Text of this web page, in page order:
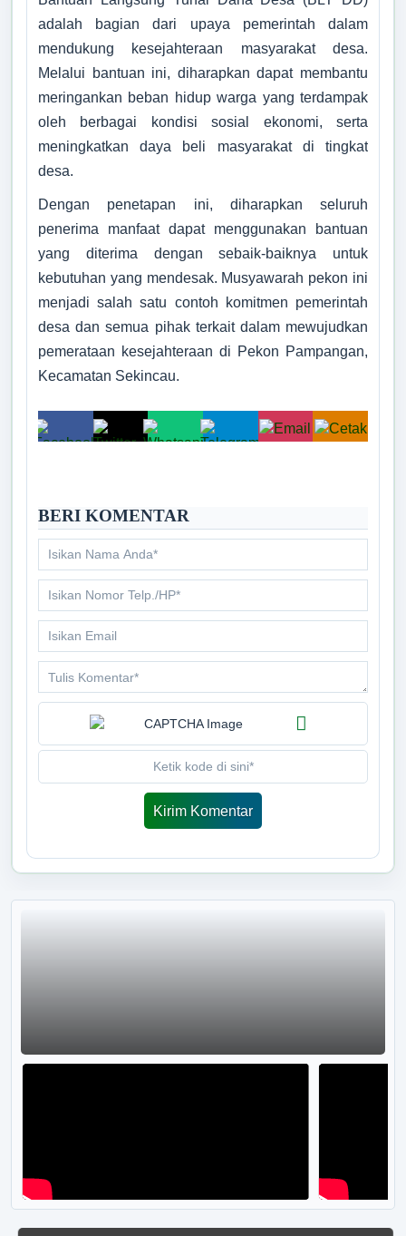
PEKON PAMPANGAN
Kabupaten Lampung Barat
Provinsi Lampung
adalah bagian dari upaya pemerintah dalam
mendukung kesejahteraan masyarakat desa.
Melalui bantuan ini, diharapkan dapat membantu
meringankan beban hidup warga yang terdampak
oleh berbagai kondisi sosial ekonomi, serta
meningkatkan daya beli masyarakat di tingkat
desa.
Dengan penetapan ini, diharapkan seluruh
penerima manfaat dapat menggunakan bantuan
yang diterima dengan sebaik-baiknya untuk
kebutuhan yang mendesak. Musyawarah pekon ini
menjadi salah satu contoh komitmen pemerintah
desa dan semua pihak terkait dalam mewujudkan
pemerataan kesejahteraan di Pekon Pampangan,
Kecamatan Sekincau.
BERI KOMENTAR